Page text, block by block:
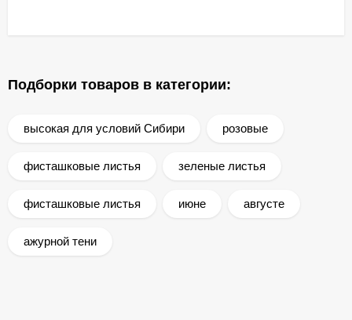
Подборки товаров в категории:
высокая для условий Сибири розовые
фисташковые листья зеленые листья
фисташковые листья июне августе
ажурной тени